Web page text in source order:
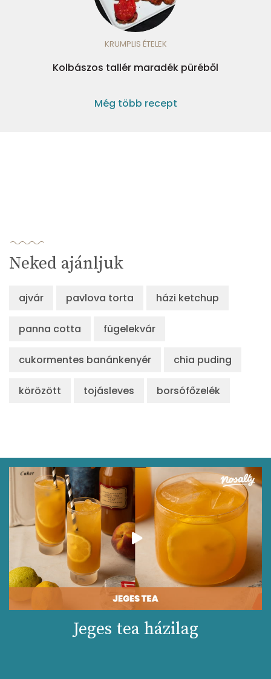
KRUMPLIS ÉTELEK
Kolbászos tallér maradék püréből
Még több recept
Neked ajánljuk
ajvár pavlova torta házi ketchup
panna cotta fügelekvár
cukormentes banánkenyér chia puding
körözött tojásleves borsófőzelék
Jeges tea házilag